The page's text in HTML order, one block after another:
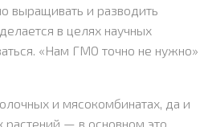
выращивать и разводить
в целях научных
«Нам ГМО точно не нужно»
и мясокомбинатах, да и
растений — в основном это